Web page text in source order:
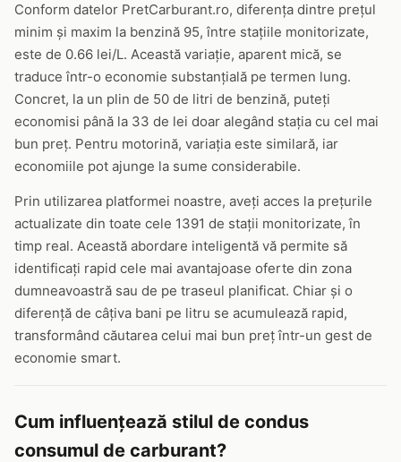
Conform datelor PretCarburant.ro, diferența dintre prețul
minim și maxim la benzină 95, între stațiile monitorizate,
este de 0.66 lei/L. Această variație, aparent mică, se
traduce într-o economie substanțială pe termen lung.
Concret, la un plin de 50 de litri de benzină, puteți
economisi până la 33 de lei doar alegând stația cu cel mai
bun preț. Pentru motorină, variația este similară, iar
economiile pot ajunge la sume considerabile.
Prin utilizarea platformei noastre, aveți acces la prețurile
actualizate din toate cele 1391 de stații monitorizate, în
timp real. Această abordare inteligentă vă permite să
identificați rapid cele mai avantajoase oferte din zona
dumneavoastră sau de pe traseul planificat. Chiar și o
diferență de câțiva bani pe litru se acumulează rapid,
transformând căutarea celui mai bun preț într-un gest de
economie smart.
Cum influențează stilul de condus
consumul de carburant?